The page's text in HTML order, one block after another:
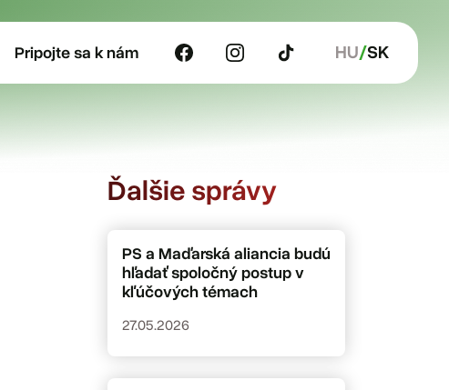
Pripojte sa k nám HU SK
Ďalšie správy
PS a Maďarská aliancia budú
hľadať spoločný postup v
kľúčových témach
27.05.2026